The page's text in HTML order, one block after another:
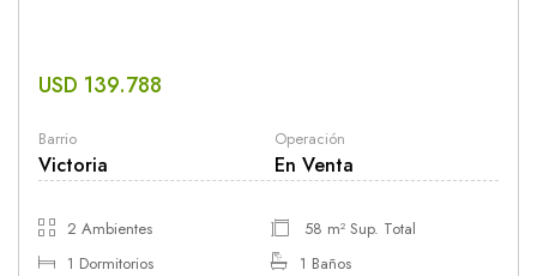
USD 139.788
Barrio
Victoria
Operación
En Venta
2 Ambientes
58 m² Sup. Total
1 Dormitorios
1 Baños